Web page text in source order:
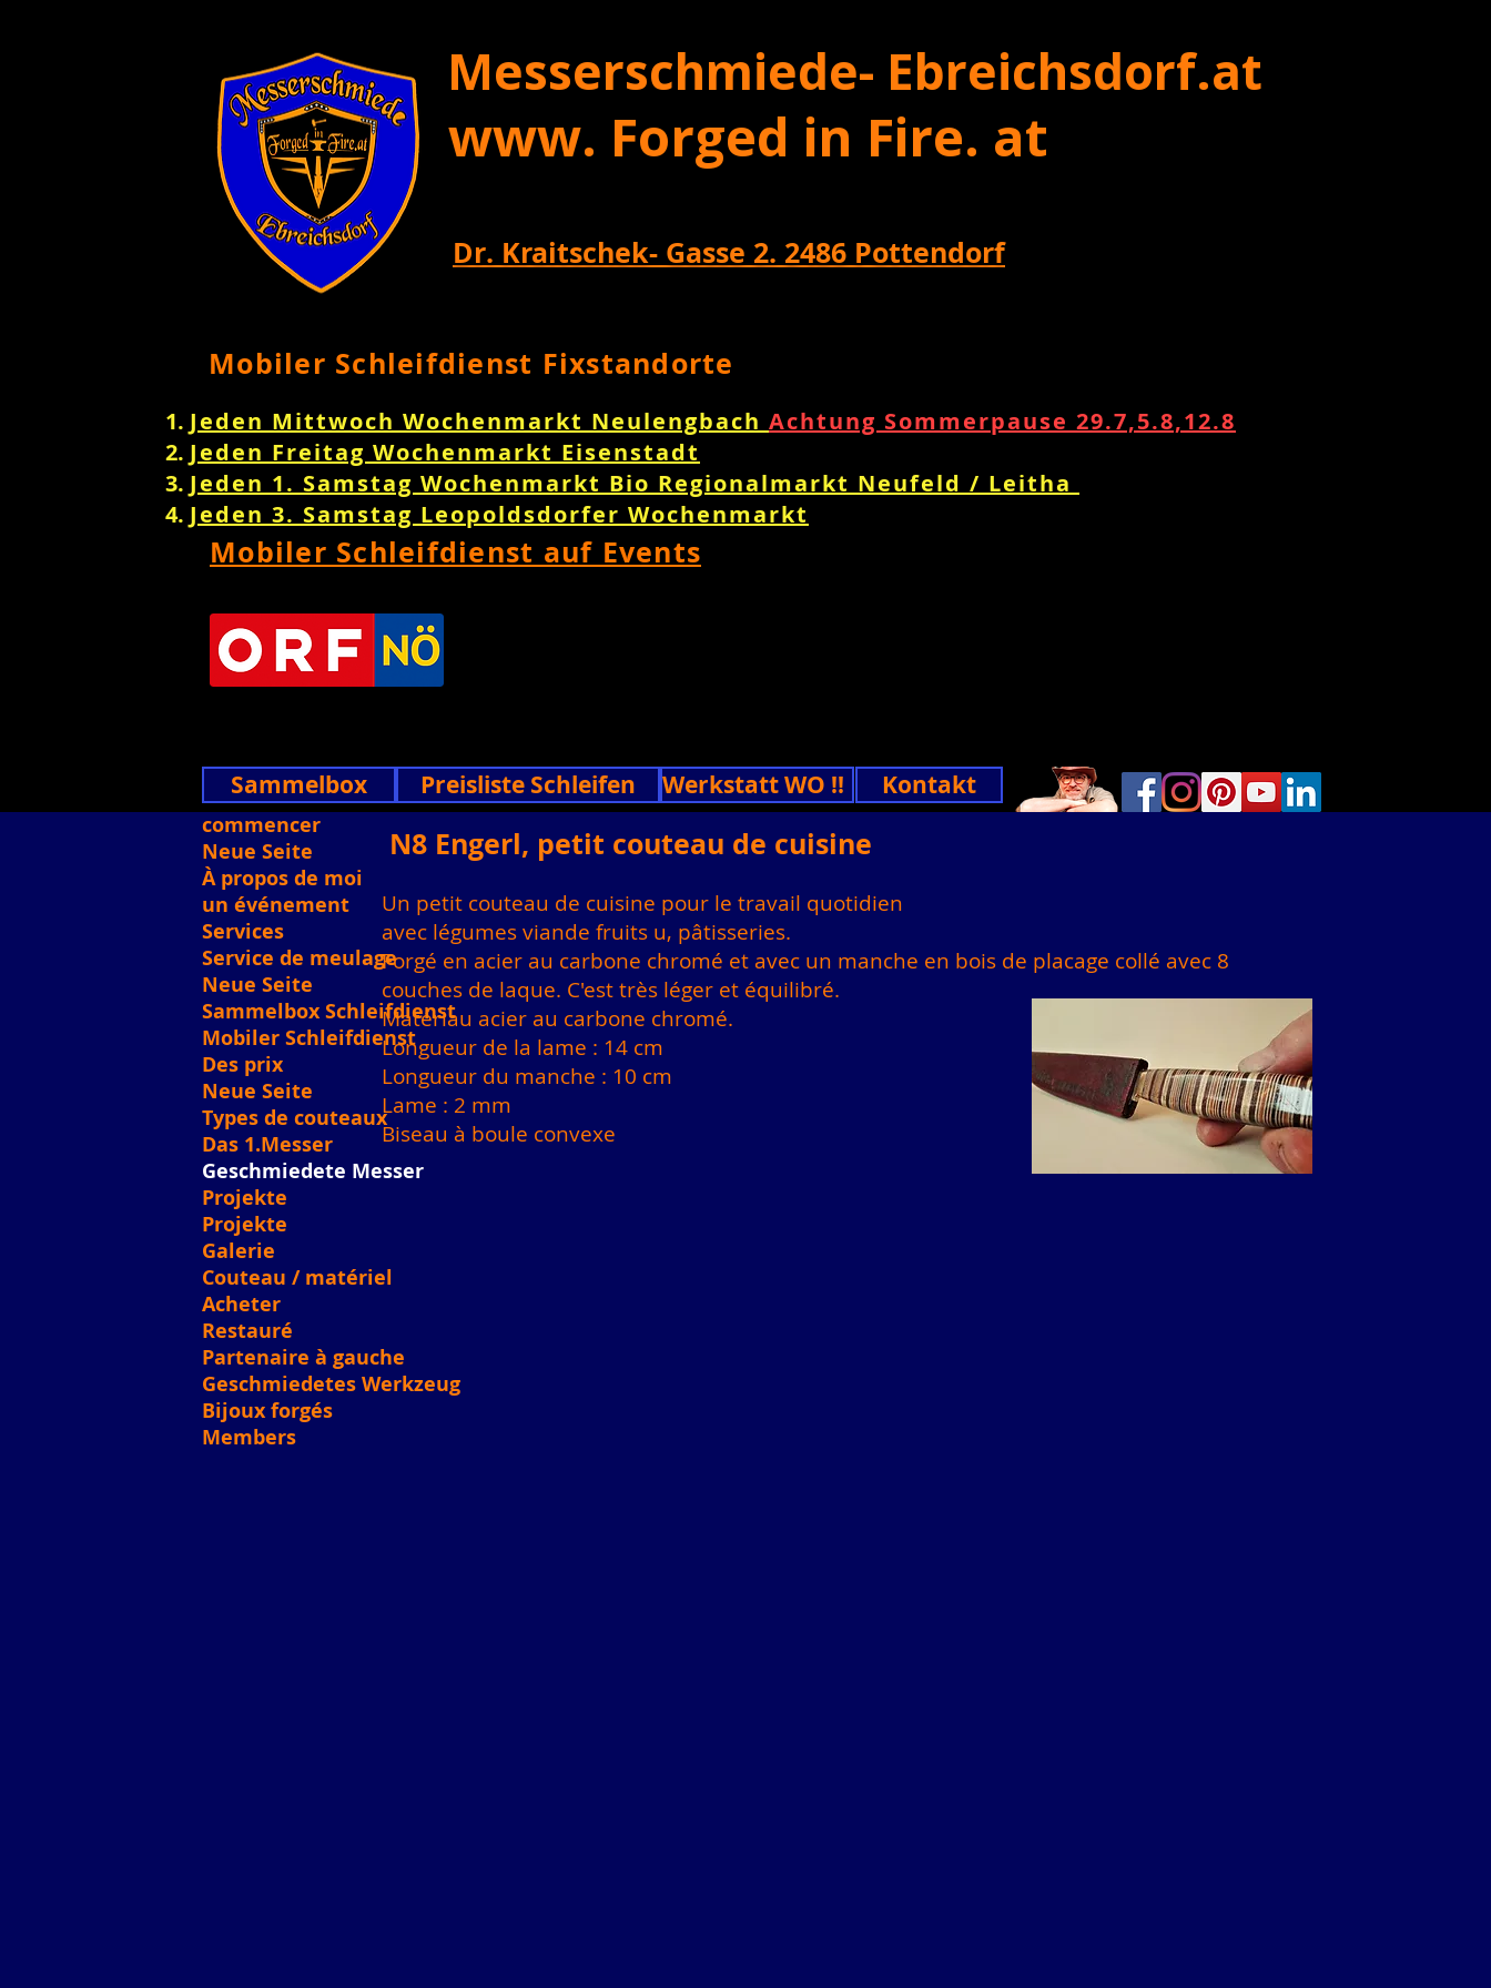
Messerschmiede- Ebreichsdorf.at
www. Forged in Fire. at
Dr. Kraitschek- Gasse 2. 2486 Pottendorf
Mobiler Schleifdienst Fixstandorte
Jeden Mittwoch Wochenmarkt Neulengbach Achtung Sommerpause 29.7,5.8,12.8
Jeden Freitag Wochenmarkt Eisenstadt
Jeden 1. Samstag Wochenmarkt Bio Regionalmarkt Neufeld / Leitha
Jeden 3. Samstag Leopoldsdorfer Wochenmarkt
Mobiler Schleifdienst auf Events
Sammelbox Preisliste Schleifen Werkstatt WO !! Kontakt
N8 Engerl, petit couteau de cuisine
Un petit couteau de cuisine pour le travail quotidien
avec légumes viande fruits u, pâtisseries.
Forgé en acier au carbone chromé et avec un manche en bois de placage collé avec 8
couches de laque. C'est très léger et équilibré.
Matériau acier au carbone chromé.
Longueur de la lame : 14 cm
Longueur du manche : 10 cm
Lame : 2 mm
Biseau à boule convexe
commencer
Neue Seite
À propos de moi
un événement
Services
Service de meulage
Neue Seite
Sammelbox Schleifdienst
Mobiler Schleifdienst
Des prix
Neue Seite
Types de couteaux
Das 1.Messer
Geschmiedete Messer
Projekte
Projekte
Galerie
Couteau / matériel
Acheter
Restauré
Partenaire à gauche
Geschmiedetes Werkzeug
Bijoux forgés
Members